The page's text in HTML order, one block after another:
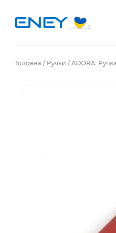
Головна Ручки ADORA,